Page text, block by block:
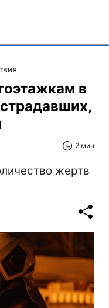
в
2 мин
жертв